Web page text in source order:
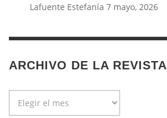
Lafuente Estefanía 7 mayo, 2026
ARCHIVO DE LA REVISTA